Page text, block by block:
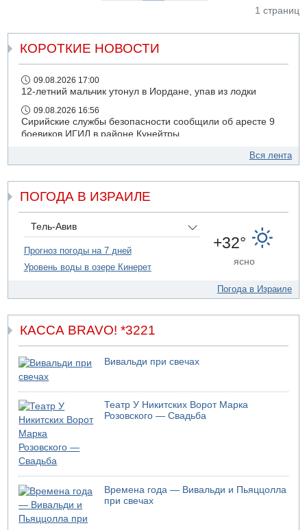
1 страниц
КОРОТКИЕ НОВОСТИ
09.08.2026 17:00
12-летний мальчик утонул в Иордане, упав из лодки
09.08.2026 16:56
Сирийские службы безопасности сообщили об аресте 9
боевиков ИГИЛ в районе Кунейтры
Прогноз погоды: с понедельника усиление жары в
09.08.2026 15:49
Хуситы сообщили об ударе дроном по саудовскому НПЗ
09.08.2026 14:43
Умер пятилетний ребенок, забытый в закрытой машине
в Лоде
Правительство переводит министерству обороны еще
срочные секретные нужды"
Вся лента
ПОГОДА В ИЗРАИЛЕ
Тель-Авив
Прогноз погоды на 7 дней
Уровень воды в озере Кинерет
+32°
ясно
Погода в Израиле
КАССА BRAVO! *3221
Вивальди при свечах
Театр У Никитских Ворот Марка
Розовского — Свадьба
Времена года — Вивальди и Пьяццолла
при свечах